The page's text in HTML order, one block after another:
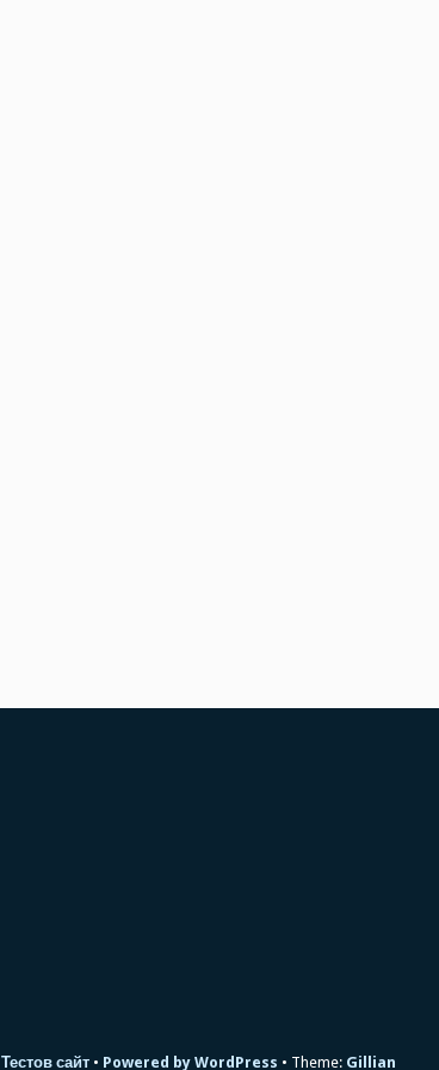
Тестов сайт Powered by WordPress Theme: Gillian